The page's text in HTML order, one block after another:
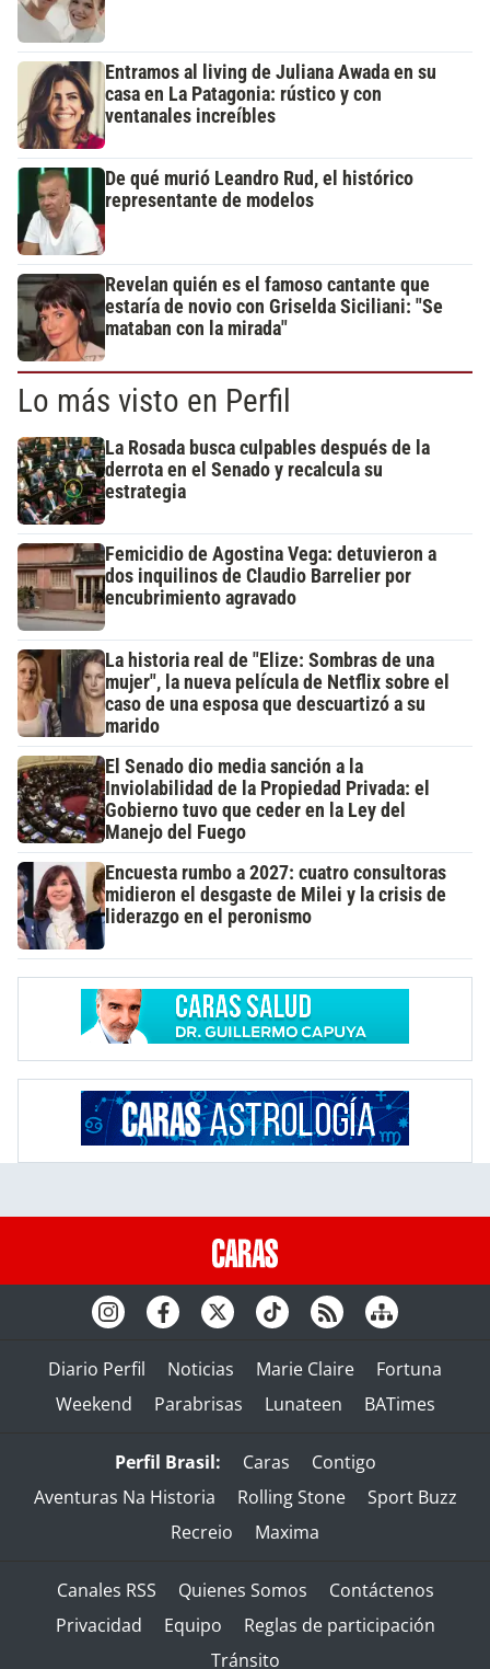
Entramos al living de Juliana Awada en su
casa en La Patagonia: rústico y con
ventanales increíbles
De qué murió Leandro Rud, el histórico
representante de modelos
Revelan quién es el famoso cantante que
estaría de novio con Griselda Siciliani: "Se
mataban con la mirada"
Lo más visto en Perfil
La Rosada busca culpables después de la
derrota en el Senado y recalcula su
estrategia
Femicidio de Agostina Vega: detuvieron a
dos inquilinos de Claudio Barrelier por
encubrimiento agravado
La historia real de "Elize: Sombras de una
mujer", la nueva película de Netflix sobre el
caso de una esposa que descuartizó a su
marido
El Senado dio media sanción a la
Inviolabilidad de la Propiedad Privada: el
Gobierno tuvo que ceder en la Ley del
Manejo del Fuego
Encuesta rumbo a 2027: cuatro consultoras
midieron el desgaste de Milei y la crisis de
liderazgo en el peronismo
Diario Perfil Noticias Marie Claire
Fortuna
Weekend
Parabrisas Lunateen BATimes
Perfil Brasil: Caras
Contigo
Aventuras Na Historia
Rolling Stone
Sport Buzz
Recreio
Maxima
Canales RSS Quienes Somos
Contáctenos
Privacidad
Equipo
Reglas de participación
Tránsito